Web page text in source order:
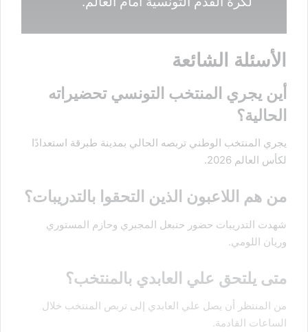
الأسئلة الشائعة
أين يجري المنتخب التونسي تحضيراته
الحالية؟
يجري المنتخب الوطني تربصه الحالي بمدينة طبرقة استعدادًا
لكأس العالم 2026.
من هم اللاعبون الذين التحقوا بالتدريبات؟
شهدت التدريبات حضور حنبعل المجبري وحازم المستوري
وريان اللومي.
متى يلتحق علي العابدي بالمنتخب؟
من المنتظر أن يصل علي العابدي إلى تربص المنتخب خلال
الساعات القادمة.